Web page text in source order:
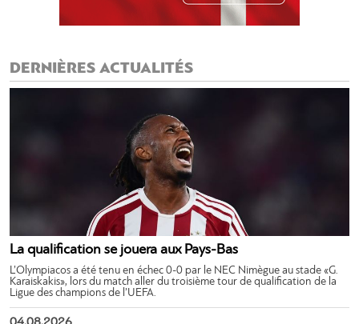
DERNIÈRES ACTUALITÉS
La qualification se jouera aux Pays-Bas
L’Olympiacos a été tenu en échec 0-0 par le NEC Nimègue au stade «G.
Karaiskakis», lors du match aller du troisième tour de qualification de la
Ligue des champions de l’UEFA.